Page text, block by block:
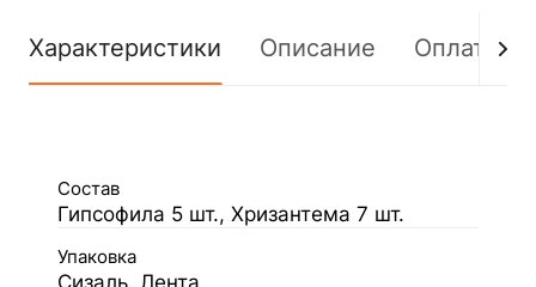
Характеристики Описание Оплата
Состав
Гипсофила 5 шт., Хризантема 7 шт.
Упаковка
Сизаль, Лента